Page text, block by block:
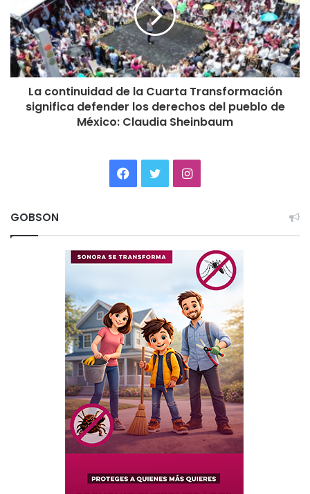
La continuidad de la Cuarta Transformación
significa defender los derechos del pueblo de
México: Claudia Sheinbaum
Facebook
TwitterInstagram
GOBSON